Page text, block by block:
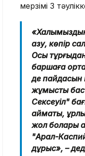
мерзімі 3
«Халқымыздың
қазу, көпір
Осы тұрғыдан
баршаға
де пайдасын
жұмысты
Сексеуіл"
аймақтық,
жол болары
"Арал-
дұрыс», –